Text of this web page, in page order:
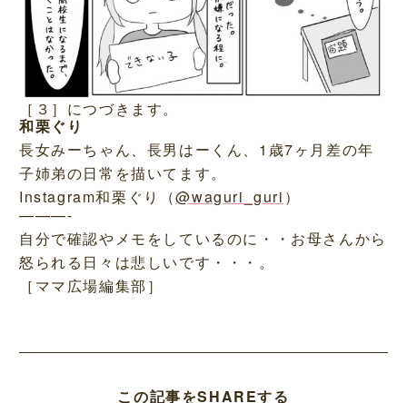
［３］につづきます。
和栗ぐり
長女みーちゃん、長男はーくん、1歳7ヶ月差の年
子姉弟の日常を描いてます。
Instagram和栗ぐり（@waguri_guri ）
———-
自分で確認やメモをしているのに・・お母さんから
怒られる日々は悲しいです・・・。
［ママ広場編集部］
この記事をSHAREする